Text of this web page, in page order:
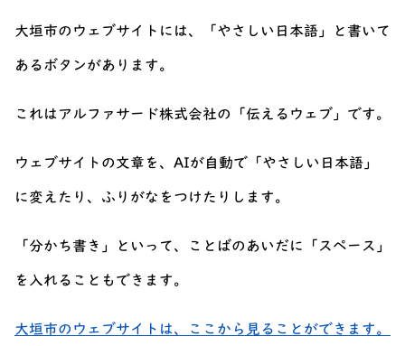
大垣市のウェブサイトには、「やさしい日本語」と書いて
あるボタンがあります。
これはアルファサード株式会社の「伝えるウェブ」です。
ウェブサイトの文章を、AIが自動で「やさしい日本語」
に変えたり、ふりがなをつけたりします。
「分かち書き」といって、ことばのあいだに「スペース」
を入れることもできます。
大垣市のウェブサイトは、ここから見ることができます。